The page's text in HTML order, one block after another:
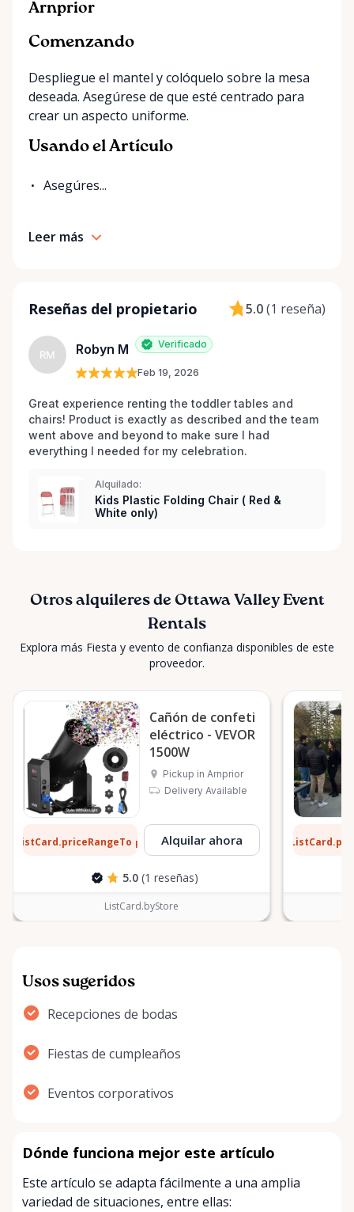
send us a message. We’re always happy to source
for your event. Local. Flexible. Reliable. That’s
moments even better across the Ottawa Valley.
Arnprior
Comenzando
Despliegue el mantel y colóquelo sobre la mesa
deseada. Asegúrese de que esté centrado para
crear un aspecto uniforme.
Usando el Artículo
Asegúres...
Leer más
Reseñas del propietario 5.0(1 reseña)
RM Robyn M Verificado
Feb 19, 2026
Great experience renting the toddler tables and
chairs! Product is exactly as described and the team
went above and beyond to make sure I had
everything I needed for my celebration.
Alquilado:
Kids Plastic Folding Chair ( Red &
White only)
Otros alquileres de Ottawa Valley Event
Rentals
Explora más Fiesta y evento de confianza disponibles de este
proveedor.
Cañón de confeti
eléctrico - VEVOR
1500W
Pickup in Arnprior
Delivery Available
ListCard.priceRangeTo por díaAlquilar ahora
5.0 (1 reseñas)
ListCard.byStore
Usos sugeridos
Recepciones de bodas
Fiestas de cumpleaños
Eventos corporativos
Dónde funciona mejor este artículo
Este artículo se adapta fácilmente a una amplia
variedad de situaciones, entre ellas: